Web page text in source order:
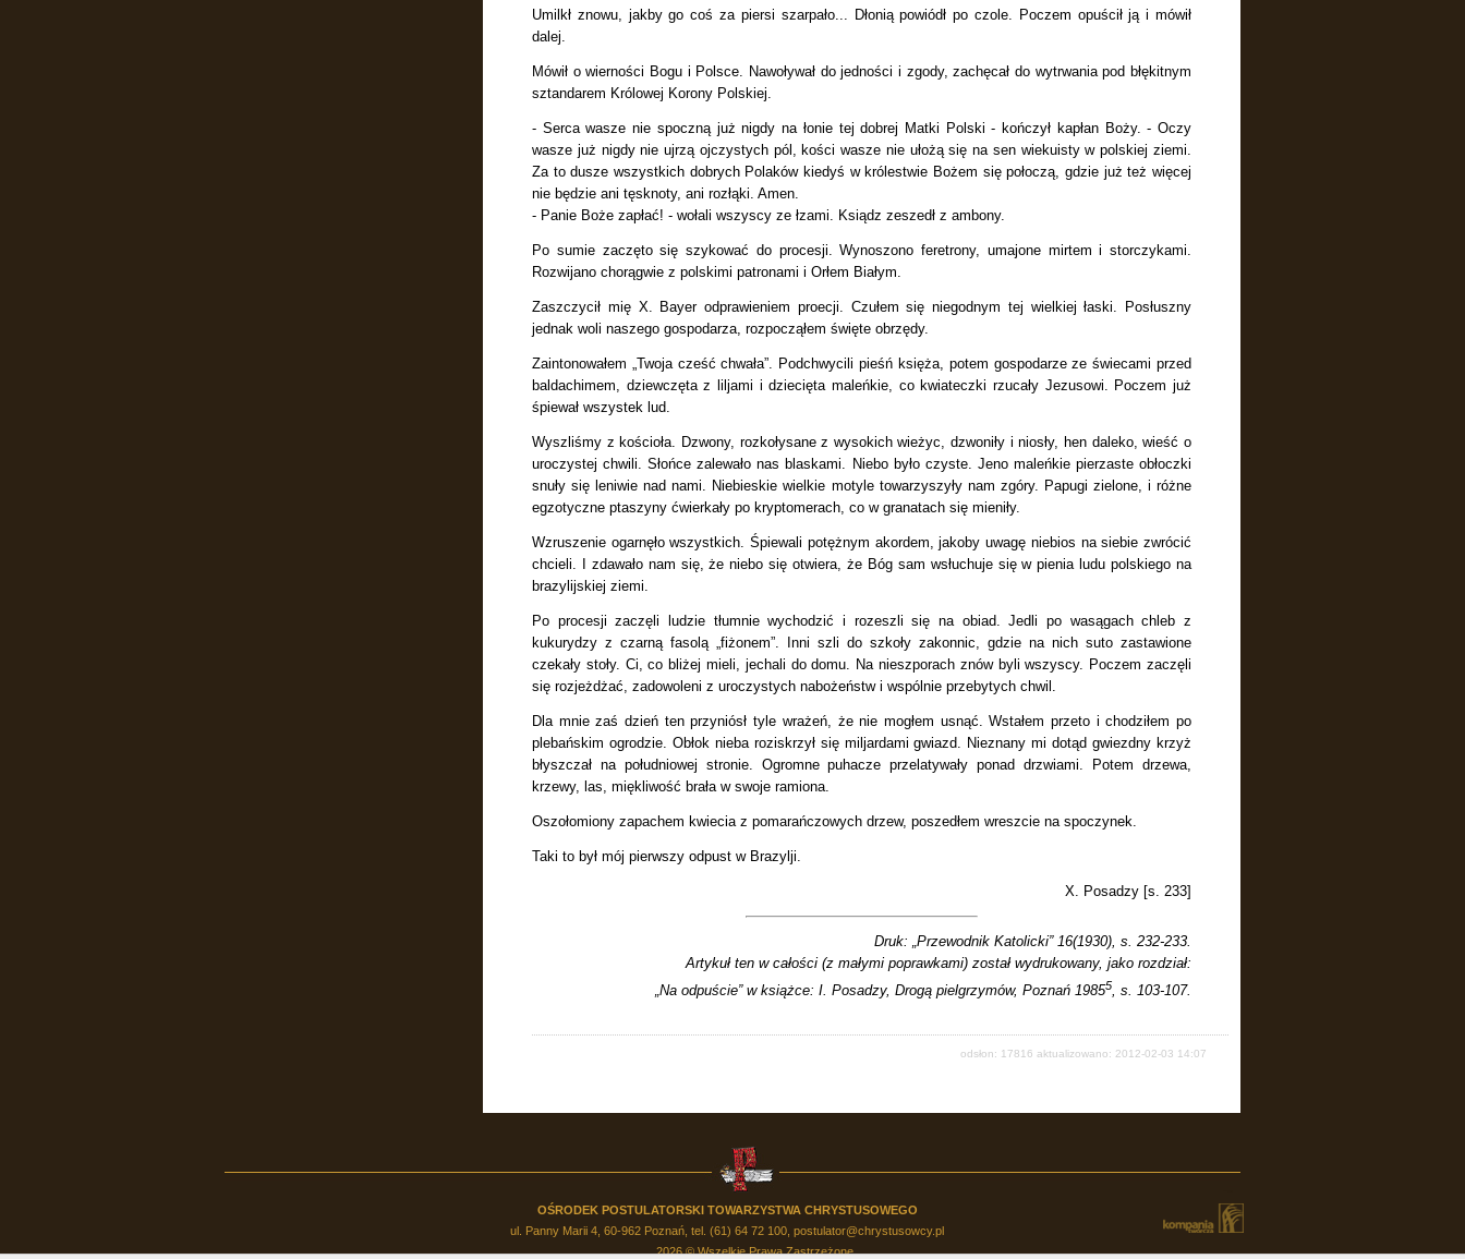
Umilkł znowu, jakby go coś za piersi szarpało... Dłonią powiódł po czole. Poczem opuścił ją i mówił
dalej.
Mówił o wierności Bogu i Polsce. Nawoływał do jedności i zgody, zachęcał do wytrwania pod błękitnym
sztandarem Królowej Korony Polskiej.
- Serca wasze nie spoczną już nigdy na łonie tej dobrej Matki Polski - kończył kapłan Boży. - Oczy
wasze już nigdy nie ujrzą ojczystych pól, kości wasze nie ułożą się na sen wiekuisty w polskiej ziemi.
Za to dusze wszystkich dobrych Polaków kiedyś w królestwie Bożem się połoczą, gdzie już też więcej
nie będzie ani tęsknoty, ani rozłąki. Amen.
- Panie Boże zapłać! - wołali wszyscy ze łzami. Ksiądz zeszedł z ambony.
Po sumie zaczęto się szykować do procesji. Wynoszono feretrony, umajone mirtem i storczykami.
Rozwijano chorągwie z polskimi patronami i Orłem Białym.
Zaszczycił mię X. Bayer odprawieniem proecji. Czułem się niegodnym tej wielkiej łaski. Posłuszny
jednak woli naszego gospodarza, rozpocząłem święte obrzędy.
Zaintonowałem „Twoja cześć chwała”. Podchwycili pieśń księża, potem gospodarze ze świecami przed
baldachimem, dziewczęta z liljami i dziecięta maleńkie, co kwiateczki rzucały Jezusowi. Poczem już
śpiewał wszystek lud.
Wyszliśmy z kościoła. Dzwony, rozkołysane z wysokich wieżyc, dzwoniły i niosły, hen daleko, wieść o
uroczystej chwili. Słońce zalewało nas blaskami. Niebo było czyste. Jeno maleńkie pierzaste obłoczki
snuły się leniwie nad nami. Niebieskie wielkie motyle towarzyszyły nam zgóry. Papugi zielone, i różne
egzotyczne ptaszyny ćwierkały po kryptomerach, co w granatach się mieniły.
Wzruszenie ogarnęło wszystkich. Śpiewali potężnym akordem, jakoby uwagę niebios na siebie zwrócić
chcieli. I zdawało nam się, że niebo się otwiera, że Bóg sam wsłuchuje się w pienia ludu polskiego na
brazylijskiej ziemi.
Po procesji zaczęli ludzie tłumnie wychodzić i rozeszli się na obiad. Jedli po wasągach chleb z
kukurydzy z czarną fasolą „fiżonem”. Inni szli do szkoły zakonnic, gdzie na nich suto zastawione
czekały stoły. Ci, co bliżej mieli, jechali do domu. Na nieszporach znów byli wszyscy. Poczem zaczęli
się rozjeżdżać, zadowoleni z uroczystych nabożeństw i wspólnie przebytych chwil.
Dla mnie zaś dzień ten przyniósł tyle wrażeń, że nie mogłem usnąć. Wstałem przeto i chodziłem po
plebańskim ogrodzie. Obłok nieba roziskrzył się miljardami gwiazd. Nieznany mi dotąd gwiezdny krzyż
błyszczał na południowej stronie. Ogromne puhacze przelatywały ponad drzwiami. Potem drzewa,
krzewy, las, miękliwość brała w swoje ramiona.
Oszołomiony zapachem kwiecia z pomarańczowych drzew, poszedłem wreszcie na spoczynek.
Taki to był mój pierwszy odpust w Brazylji.
X. Posadzy [s. 233]
Druk: „Przewodnik Katolicki” 16(1930), s. 232-233.
Artykuł ten w całości (z małymi poprawkami) został wydrukowany, jako rozdział:
„Na odpuście” w książce: I. Posadzy, Drogą pielgrzymów, Poznań 19855, s. 103-107.
odsłon: 17816 aktualizowano: 2012-02-03 14:07
OŚRODEK POSTULATORSKI TOWARZYSTWA CHRYSTUSOWEGO
ul. Panny Marii 4, 60-962 Poznań, tel. (61) 64 72 100, postulator@chrystusowcy.pl
2026 © Wszelkie Prawa Zastrzeżone